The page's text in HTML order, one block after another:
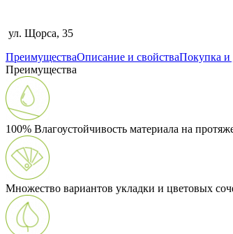
ул. Щорса, 35
ПреимуществаОписание и свойстваПокупка и
Преимущества
100% Влагоустойчивость материала на
Множество вариантов укладки и цветовых